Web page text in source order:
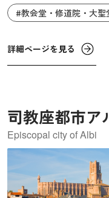
治的・宗教的な権力の
います。
#教会堂・修道院・大聖
詳細ページを見る
司教座都市ア
Episcopal city of Albi